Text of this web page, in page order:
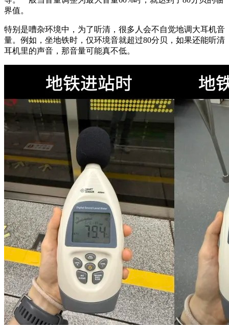
界值。
特别是嘈杂环境中，为了听清，很多人会不自觉地调大耳机音
量。例如，坐地铁时，仅环境音就超过80分贝，如果还能听清
耳机里的声音，那音量可能真不低。